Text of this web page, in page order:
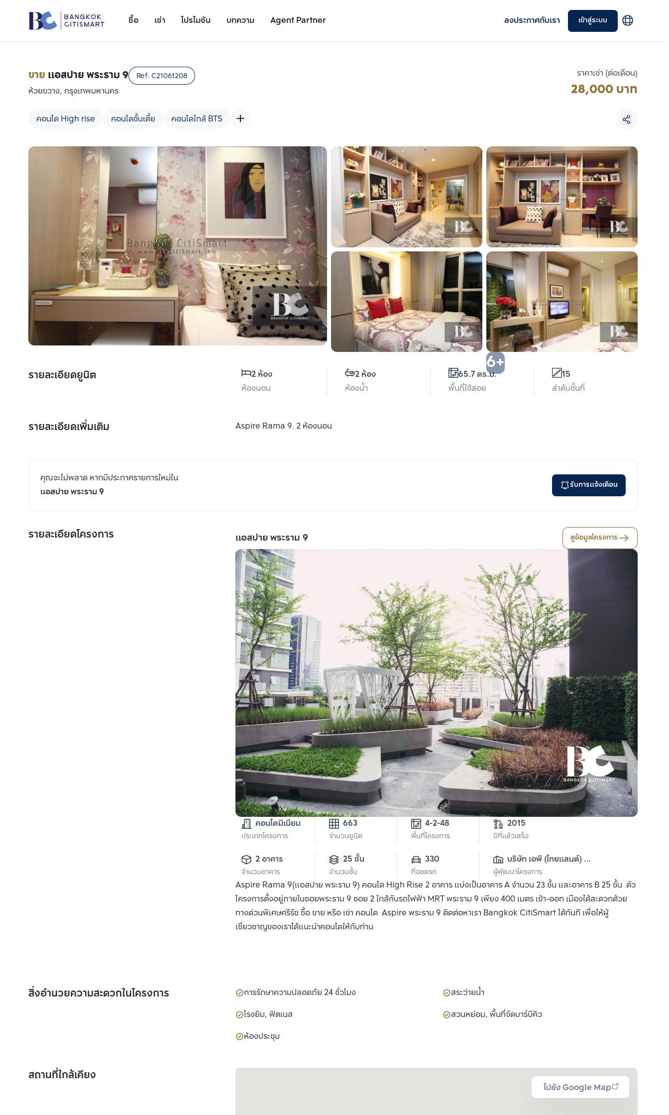
ซื้อ เช่า โปรโมชัน บทความ Agent Partner ลงประกาศกับเรา เข้าสู่ระบบ
รายละเอียดยูนิต
ขาย แอสปาย พระราม 9 Ref: C21061208
ห้วยขวาง, กรุงเทพมหานคร
คอนโด High rise คอนโดชั้นเตี้ย คอนโดใกล้ BTS
ราคาเช่า (ต่อเดือน)
28,000 บาท
6+
รายละเอียดยูนิต
2 ห้อง
ห้องนอน
2 ห้อง
ห้องน้ำ
65.7 ตร.ม.
พื้นที่ใช้สอย
15
ลำดับชั้นที่
รายละเอียดเพิ่มเติม Aspire Rama 9. 2 ห้องนอน
คุณจะไม่พลาด หากมีประกาศรายการใหม่ใน
แอสปาย พระราม 9
รับการแจ้งเตือน
รายละเอียดโครงการ แอสปาย พระราม 9 ดูข้อมูลโครงการ
คอนโดมิเนียม
ประเภทโครงการ
663
จำนวนยูนิต
4-2-48
พื้นที่โครงการ
2015
ปีที่แล้วเสร็จ
2 อาคาร
จำนวนอาคาร
25 ชั้น
จำนวนชั้น
330
ที่จอดรถ
บริษัท เอพี (ไทยแลนด์)
จำกัด(มหาชน)
ผู้พัฒนาโครงการ
Aspire Rama 9(แอสปาย พระราม 9) คอนโด High Rise 2 อาคาร แบ่งเป็นอาคาร A จำนวน 23 ชั้น และอาคาร B 25 ชั้น ตัว
โครงการตั้งอยู่ภายในซอยพระราม 9 ซอย 2 ใกล้กับรถไฟฟ้า MRT พระราม 9 เพียง 400 เมตร เข้า-ออก เมืองได้สะดวกด้วย
ทางด่วนพิเศษศรีรัช ซื้อ ขาย หรือ เช่า คอนโด Aspire พระราม 9 ติดต่อหาเรา Bangkok CitiSmart ได้ทันที เพื่อให้ผู้
เชี่ยวชาญของเราได้แนะนำคอนโดให้กับท่าน
สิ่งอำนวยความสะดวกในโครงการ การรักษาความปลอดภัย 24 ชั่วโมง
สระว่ายน้ำ
โรงยิม, ฟิตเนส
สวนหย่อม, พื้นที่จัดบาร์บีคิว
ห้องประชุม
สถานที่ใกล้เคียง
ไปยัง Google Map
เพิ่มยูนิตเปรียบเทียบ
รายการที่ 1
เพิ่มยูนิตเปรียบเทียบ
รายการที่ 2
เพิ่มยูนิตเปรียบเทียบ
รายการที่ 3
เลือกยูนิตเพื่อเปรียบเทียบ
เลือกได้สูงสุด 3 รายการ
เปรียบเทียบ
ลบทั้งหมด